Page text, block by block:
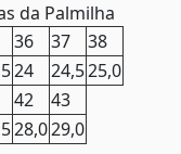
da Palmilha
36 37 38
24 24,525,0
42 43
28,029,0